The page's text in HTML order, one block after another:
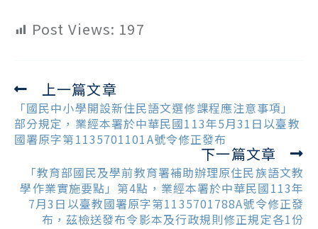
Post Views: 197
Read
more
articles
上一篇文章
「國民中小學開設新住民語文選修課程應注意事項」
部分規定，業經本署於中華民國113年5月31日以臺教
國署原字第1135701101A號令修正發布
下一篇文章
「教育部國民及學前教育署補助辦理原住民族語文教
學作業實施要點」第4點，業經本署於中華民國113年
7月3日以臺教國署原字第1135701788A號令修正發
布，茲檢送發布令影本及行政規則修正規定各1份